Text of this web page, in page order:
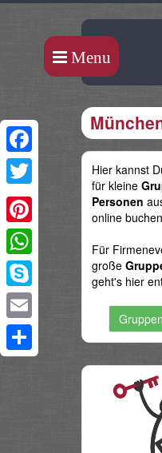
Menu
Hier kannst
für kleine
Personen
online
Für
große
geht's hier
Facebook
Twitter
Pinterest
WhatsApp
Skype
Email